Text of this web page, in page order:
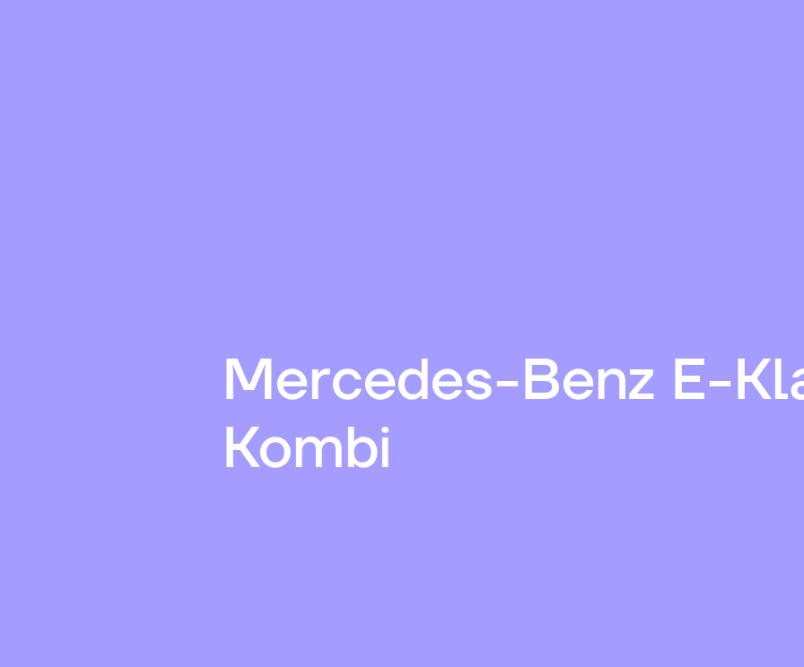
Mercedes-Benz E-
Kombi